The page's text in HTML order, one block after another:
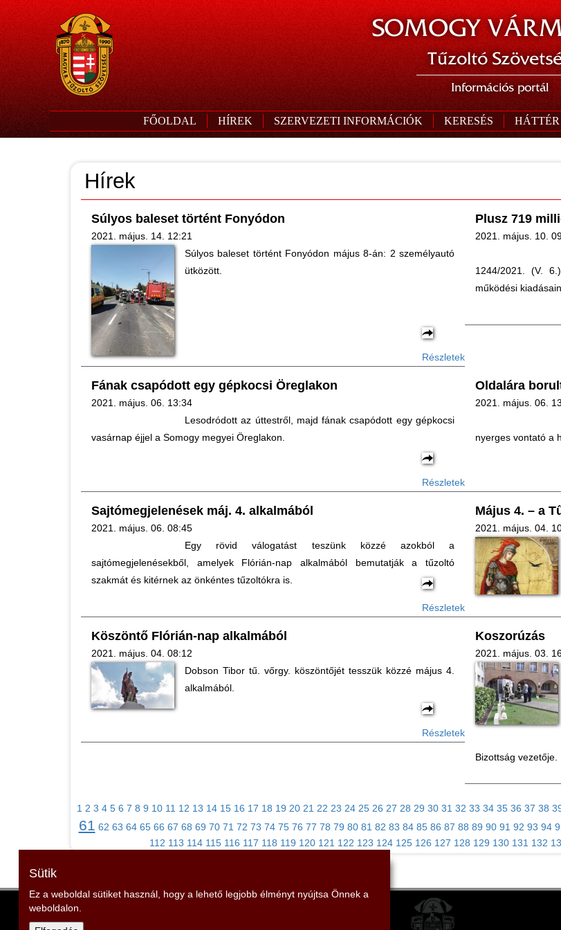
SOMOGY
Tűzoltó
Információs portál
FŐOLDAL HÍREK SZERVEZETI INFORMÁCIÓK KERESÉS HÁTTÉR
Hírek
Súlyos baleset történt Fonyódon
2021. május. 14. 12:21
Súlyos baleset történt Fonyódon május 8-án: 2 személyautó
ütközött.
Részletek
Plusz 719
2021. május. 10.
1244/2021. (V.
működési
Fának csapódott egy gépkocsi Öreglakon
2021. május. 06. 13:34
Lesodródott az úttestről, majd fának csapódott egy gépkocsi
vasárnap éjjel a Somogy megyei Öreglakon.
Részletek
Oldalára
2021. május. 06.
nyerges vontató a
Sajtómegjelenések máj. 4. alkalmából
2021. május. 06. 08:45
Egy rövid válogatást teszünk közzé azokból a
sajtómegjelenésekből, amelyek Flórián-nap alkalmából bemutatják a tűzoltó
szakmát és kitérnek az önkéntes tűzoltókra is.
Részletek
Május 4. – a
2021. május. 04.
Köszöntő Flórián-nap alkalmából
2021. május. 04. 08:12
Dobson Tibor tű. vőrgy. köszöntőjét tesszük közzé május 4.
alkalmából.
Részletek
Koszorúzás
2021. május. 03.
Bizottság vezetője.
1 2 3 4 5 6 7 8 9 10 11 12 13 14 15 16 17 18 19 20 21 22 23 24 25 26 27 28 29 30 31 32 33 34 35 36 37 38
61 62 63 64 65 66 67 68 69 70 71 72 73 74 75 76 77 78 79 80 81 82 83 84 85 86 87 88 89 90 91 92 93 94
112 113 114 115 116 117 118 119 120 121 122 123 124 125 126 127 128 129 130 131 132
Sütik
Ez a weboldal sütiket használ, hogy a lehető legjobb élményt nyújtsa Önnek a
weboldalon.